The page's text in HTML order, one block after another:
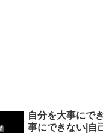
自分を大事にで
事にできない|自